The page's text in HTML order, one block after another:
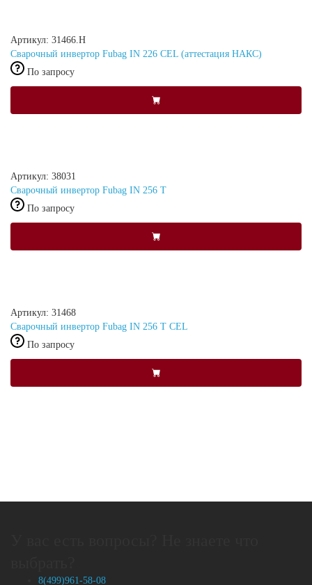
Артикул: 31466.Н
Сварочный инвертор Fubag IN 226 CEL (аттестация НАКС)
По запросу
Артикул: 38031
Сварочный инвертор Fubag IN 256 T
По запросу
Артикул: 31468
Сварочный инвертор Fubag IN 256 T CEL
По запросу
8(499)961-58-08